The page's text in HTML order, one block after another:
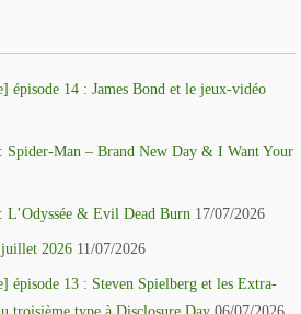
épisode 14 : James Bond et le jeux-vidéo
Spider-Man – Brand New Day & I Want Your
L’Odyssée & Evil Dead Burn 17/07/2026
2026 11/07/2026
épisode 13 : Steven Spielberg et les Extra-